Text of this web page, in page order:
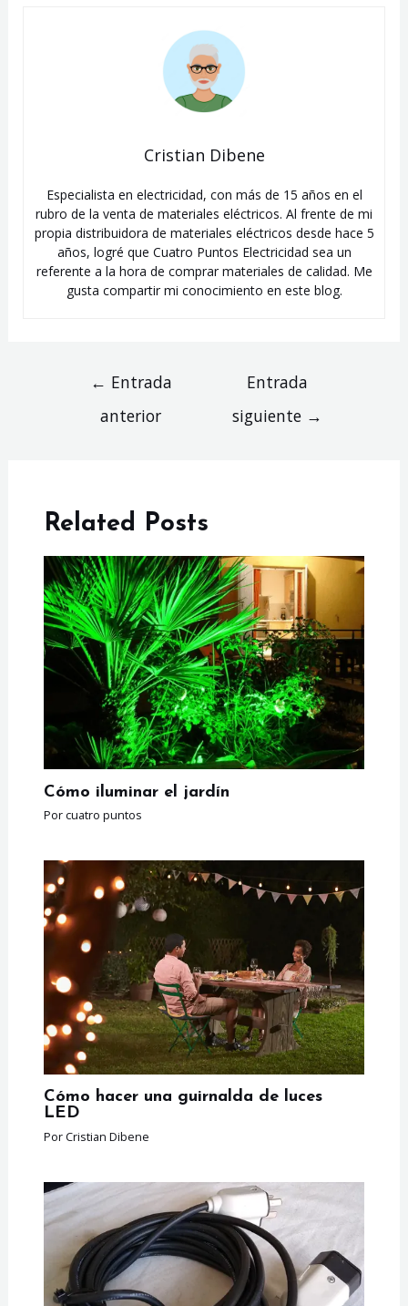
Cristian Dibene
Especialista en electricidad, con más de 15 años en el
rubro de la venta de materiales eléctricos. Al frente de mi
propia distribuidora de materiales eléctricos desde hace 5
años, logré que Cuatro Puntos Electricidad sea un
referente a la hora de comprar materiales de calidad. Me
gusta compartir mi conocimiento en este blog.
Navegación
← Entrada
anterior
Entrada
siguiente →
Related Posts
Cómo iluminar el jardín
Porcuatro puntos
Cómo hacer una guirnalda de luces
LED
PorCristian Dibene